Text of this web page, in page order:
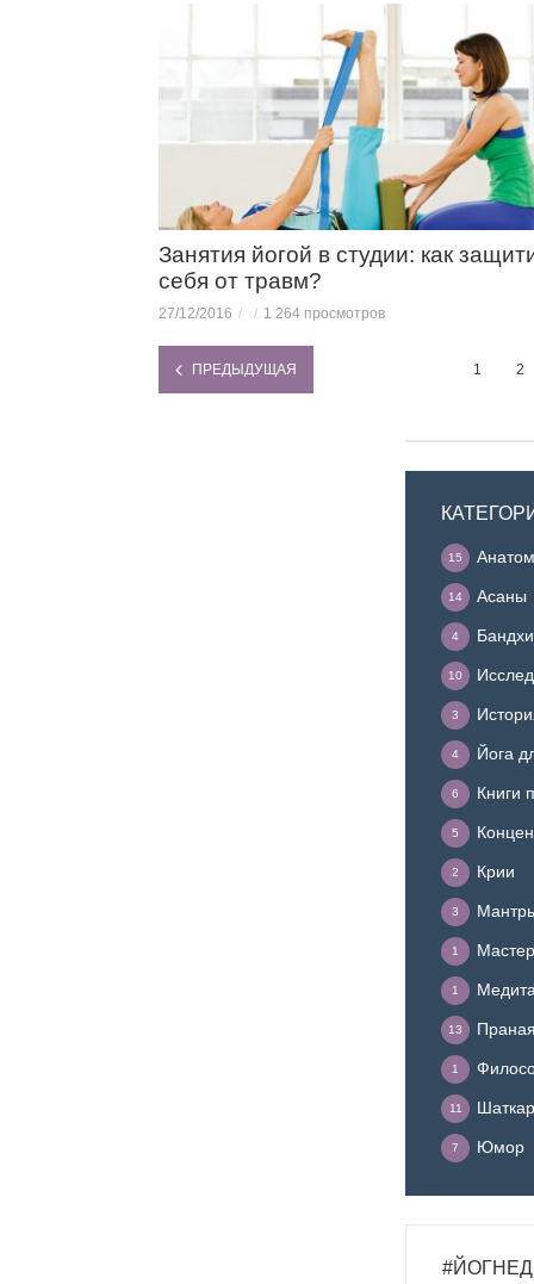
Занятия йогой в студии: как
себя от травм?
27/12/2016 1 264 просмотров
ПРЕДЫДУЩАЯ 1 2
15
Асаны
14
Бандхи
4
10
3
Йога
4
Книги
6
5
Крии
2
3
1
1
13
1
11
Юмор
7